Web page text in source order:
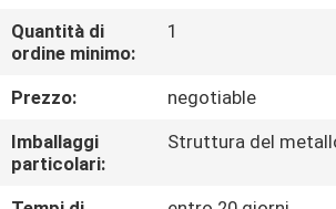
CONTROLLO
DI
QUALITÀ
CONTATTICI
Quantità di
ordine minimo:
1
Prezzo:
negotiable
Imballaggi
particolari:
Struttura del